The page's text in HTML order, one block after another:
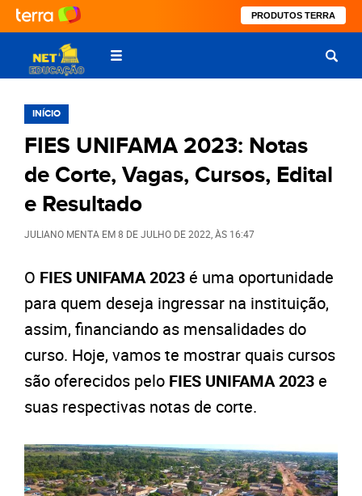
PRODUTOS TERRA
INÍCIO
FIES UNIFAMA 2023: Notas
de Corte, Vagas, Cursos, Edital
e Resultado
JULIANO MENTA EM8 DE JULHO DE 2022 , ÀS 16:47
O FIES UNIFAMA 2023 é uma oportunidade
para quem deseja ingressar na instituição,
assim, financiando as mensalidades do
curso. Hoje, vamos te mostrar quais cursos
são oferecidos pelo FIES UNIFAMA 2023 e
suas respectivas notas de corte.